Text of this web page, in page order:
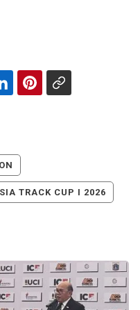
TRACK CUP I 2026